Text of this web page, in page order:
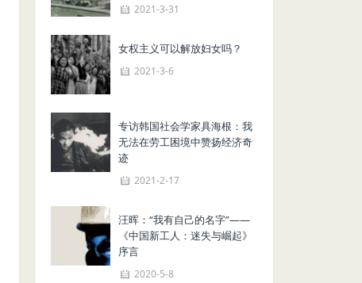
2021-3-31
女权主义可以解放妇女吗？
2021-3-6
专访韩国社会学家具海根：我
无法在劳工困境中赞扬经济奇
迹
2021-2-17
汪晖：“我有自己的名字”——
《中国新工人：迷失与崛起》
序言
2020-5-8